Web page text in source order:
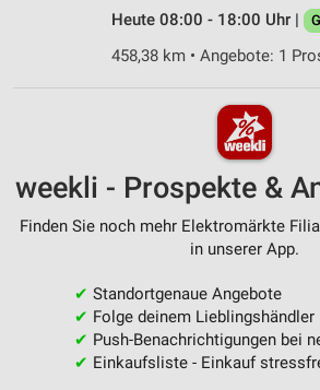
Heute 08:00 - 18:00 Uhr |
458,38 km • Angebote: 1
weekli - Prospekte &
Finden Sie noch mehr Elektromärkte
in unserer App.
✔ Standortgenaue Angebote
✔ Folge deinem Lieblingshändler
✔ Push-Benachrichtigungen bei
✔ Einkaufsliste - Einkauf